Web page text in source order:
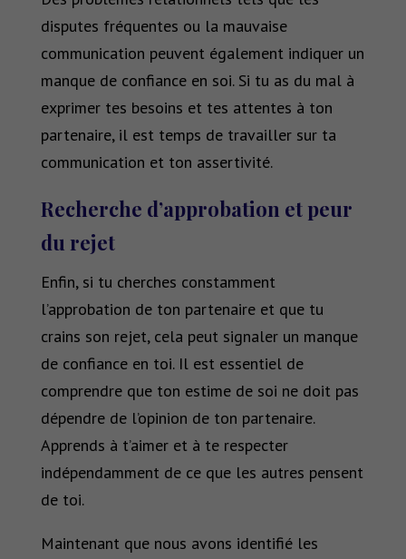
disputes fréquentes ou la mauvaise
communication peuvent également indiquer un
manque de confiance en soi. Si tu as du mal à
exprimer tes besoins et tes attentes à ton
partenaire, il est temps de travailler sur ta
communication et ton assertivité.
Recherche d’approbation et peur
du rejet
Enfin, si tu cherches constamment
l’approbation de ton partenaire et que tu
crains son rejet, cela peut signaler un manque
de confiance en toi. Il est essentiel de
comprendre que ton estime de soi ne doit pas
dépendre de l’opinion de ton partenaire.
Apprends à t’aimer et à te respecter
indépendamment de ce que les autres pensent
de toi.
Maintenant que nous avons identifié les